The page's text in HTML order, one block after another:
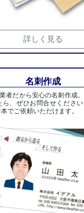
詳しく見る
名刺作成
者だから安心の名刺作成
ら、ぜひお問合せくださ
でご依頼いただけます。